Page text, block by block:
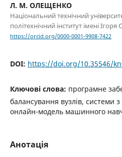
Л. М. ОЛЕЩЕНКО
Національний технічний
політехнічний інститут імені Ігоря
https://orcid.org/0000-0001-9908-7422
DOI: https://doi.org/10.35546/
Ключові слова: програмне
балансування вузлів, системи
онлайн-модель машинного
Анотація